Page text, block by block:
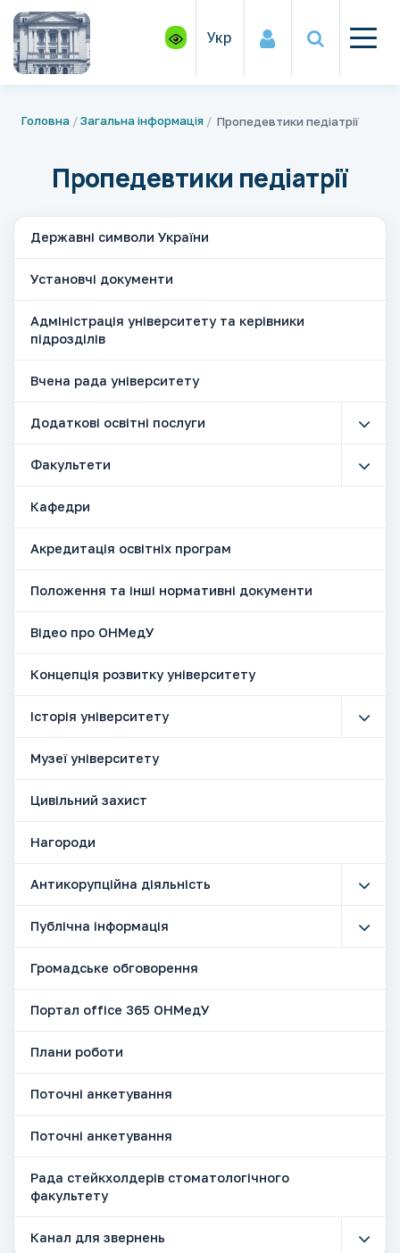
Укр
Головна Загальна інформація Пропедевтики педіатрії
Пропедевтики педіатрії
Державні символи України
Установчі документи
Адміністрація університету та керівники
підрозділів
Вчена рада університету
Додаткові освітні послуги
Факультети
Кафедри
Акредитація освітніх програм
Положення та інші нормативні документи
Відео про ОНМедУ
Концепція розвитку університету
Історія університету
Музеї університету
Цивільний захист
Нагороди
Антикорупційна діяльність
Публічна інформація
Громадське обговорення
Портал office 365 ОНМедУ
Плани роботи
Поточні анкетування
Поточні анкетування
Рада стейкхолдерів стоматологічного
факультету
Канал для звернень